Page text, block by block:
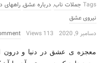
Tags جملات ناب, درباره عشق,
نیروی عشق
دسامبر 9, 2020
113 Views
معجزه ی عشق در دنیا و درون